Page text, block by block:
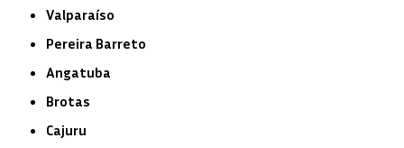
Valparaíso
Pereira Barreto
Angatuba
Brotas
Cajuru